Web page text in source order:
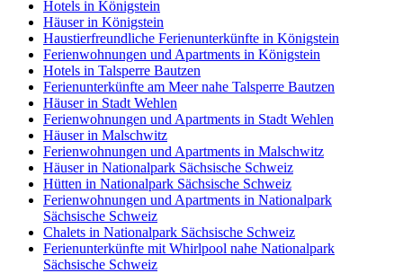
Hotels in Königstein
Häuser in Königstein
Haustierfreundliche Ferienunterkünfte in Königstein
Ferienwohnungen und Apartments in Königstein
Hotels in Talsperre Bautzen
Ferienunterkünfte am Meer nahe Talsperre Bautzen
Häuser in Stadt Wehlen
Ferienwohnungen und Apartments in Stadt Wehlen
Häuser in Malschwitz
Ferienwohnungen und Apartments in Malschwitz
Häuser in Nationalpark Sächsische Schweiz
Hütten in Nationalpark Sächsische Schweiz
Ferienwohnungen und Apartments in Nationalpark
Sächsische Schweiz
Chalets in Nationalpark Sächsische Schweiz
Ferienunterkünfte mit Whirlpool nahe Nationalpark
Sächsische Schweiz